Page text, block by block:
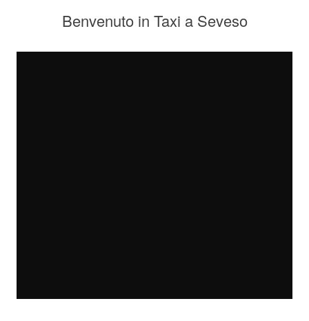
Benvenuto in Taxi a Seveso